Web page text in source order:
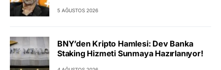
5 AĞUSTOS 2026
BNY’den Kripto Hamlesi: Dev Banka
Staking Hizmeti Sunmaya Hazırlanıyor!